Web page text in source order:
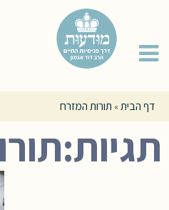
דף הבית» תורות המזרח